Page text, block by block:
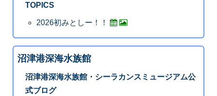
TOPICS
2026初みとしー！！
沼津港深海水族館
沼津港深海水族館・シーラカンスミュージアム公
式ブログ